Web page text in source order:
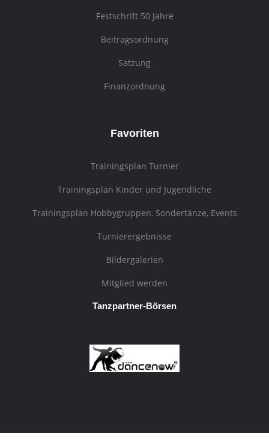
Festschrift 50 Jahre
Beitragsordnung
Satzung
Finanzordnung
Favoriten
Trainingsplan Turnier
Trainingsplan Kinder und Jugendliche
Trainingsplan Hobbygruppen, Sondertänze, Events
Turnierergebnisse
Bildergalerien
Mitglied werden
Tanzpartner-Börsen